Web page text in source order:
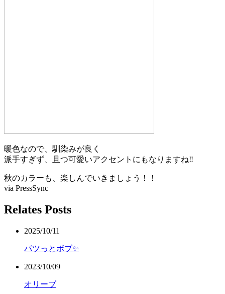
暖色なので、馴染みが良く
派手すぎず、且つ可愛いアクセントにもなりますね‼️
秋のカラーも、楽しんでいきましょう！！
via PressSync
Relates Posts
2025/10/11
パツっとボブ✨
2023/10/09
オリーブ